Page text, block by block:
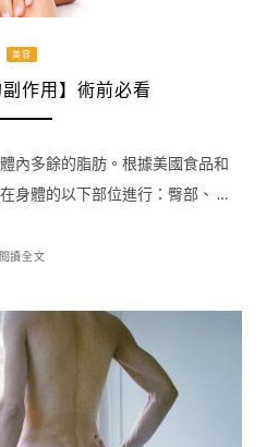
美容
副作用】術前必看
內多餘的脂肪。根據美國食品和
身體的以下部位進行：臀部、 …
閱讀全文